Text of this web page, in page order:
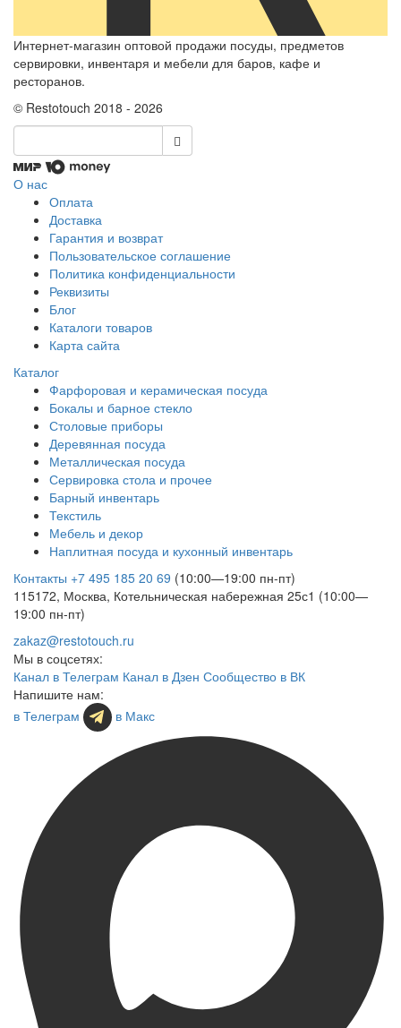
Интернет-магазин оптовой продажи посуды, предметов
сервировки, инвентаря и мебели для баров, кафе и
ресторанов.
© Restotouch 2018 - 2026
О нас
Оплата
Доставка
Гарантия и возврат
Пользовательское соглашение
Политика конфиденциальности
Реквизиты
Блог
Каталоги товаров
Карта сайта
Каталог
Фарфоровая и керамическая посуда
Бокалы и барное стекло
Столовые приборы
Деревянная посуда
Металлическая посуда
Сервировка стола и прочее
Барный инвентарь
Текстиль
Мебель и декор
Наплитная посуда и кухонный инвентарь
Контакты +7 495 185 20 69 (10:00—19:00 пн-пт)
115172, Москва, Котельническая набережная 25с1 (10:00—
19:00 пн-пт)
zakaz@restotouch.ru
Мы в соцсетях:
Канал в Телеграм Канал в Дзен Сообщество в ВК
Напишите нам:
в Телеграм
в Макс